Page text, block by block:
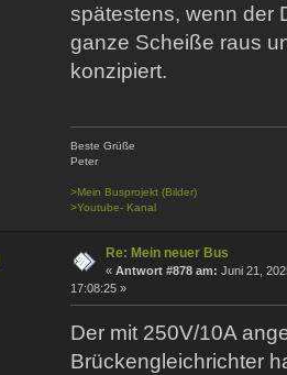
spätestens, wenn der
ganze Scheiße raus
konzipiert.
Beste Grüße
Peter
>Mein Busprojekt (Bilder)
>Youtube- Kanal
Re: Mein neuer Bus
« Antwort #878 am: Juni 21,
17:08:25 »
Der mit 250V/10A
Brückengleichrichter